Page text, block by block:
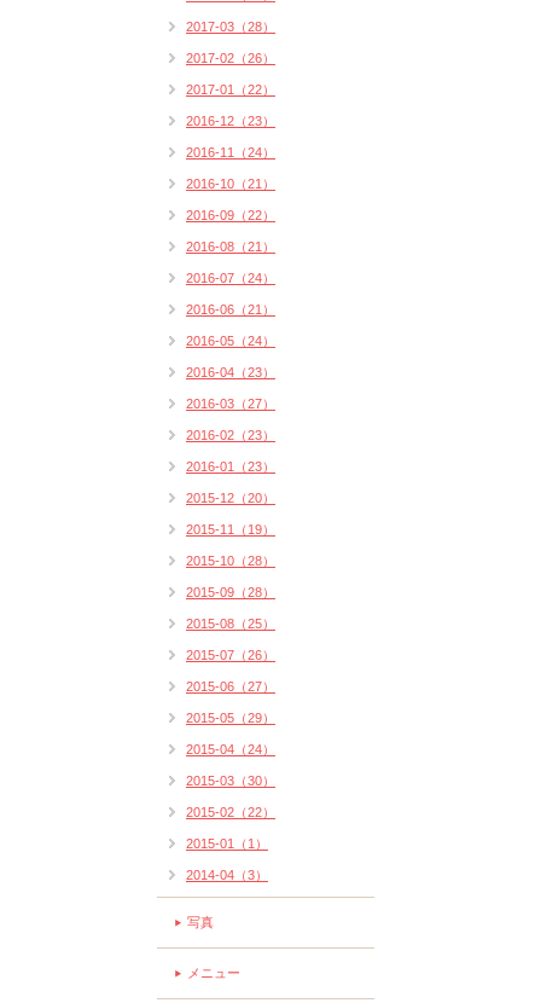
2017-03（28）
2017-02（26）
2017-01（22）
2016-12（23）
2016-11（24）
2016-10（21）
2016-09（22）
2016-08（21）
2016-07（24）
2016-06（21）
2016-05（24）
2016-04（23）
2016-03（27）
2016-02（23）
2016-01（23）
2015-12（20）
2015-11（19）
2015-10（28）
2015-09（28）
2015-08（25）
2015-07（26）
2015-06（27）
2015-05（29）
2015-04（24）
2015-03（30）
2015-02（22）
2015-01（1）
2014-04（3）
写真
メニュー